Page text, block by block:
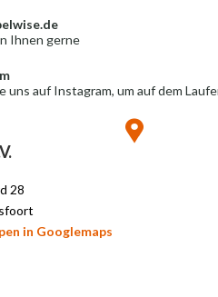
Ihnen gerne
uns auf Instagram, um auf dem
28
in Googlemaps